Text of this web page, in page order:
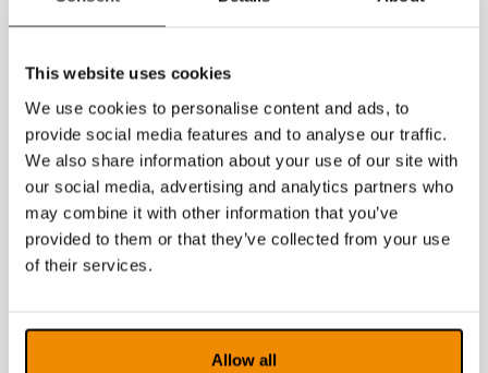
This website uses cookies
We use cookies to personalise content and ads, to
provide social media features and to analyse our traffic.
We also share information about your use of our site with
our social media, advertising and analytics partners who
may combine it with other information that you’ve
provided to them or that they’ve collected from your use
of their services.
Allow all